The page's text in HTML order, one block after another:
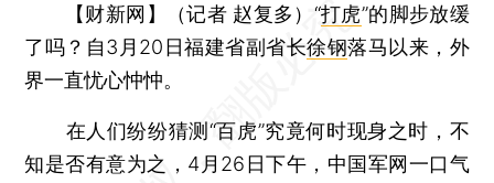
【财新网】（记者 赵复多） “打虎”的脚步放缓
了吗？自3月20日福建省副省长徐钢落马以来，外
界一直忧心忡忡。
在人们纷纷猜测“百虎”究竟何时现身之时，不
知是否有意为之，4月26日下午，中国军网一口气